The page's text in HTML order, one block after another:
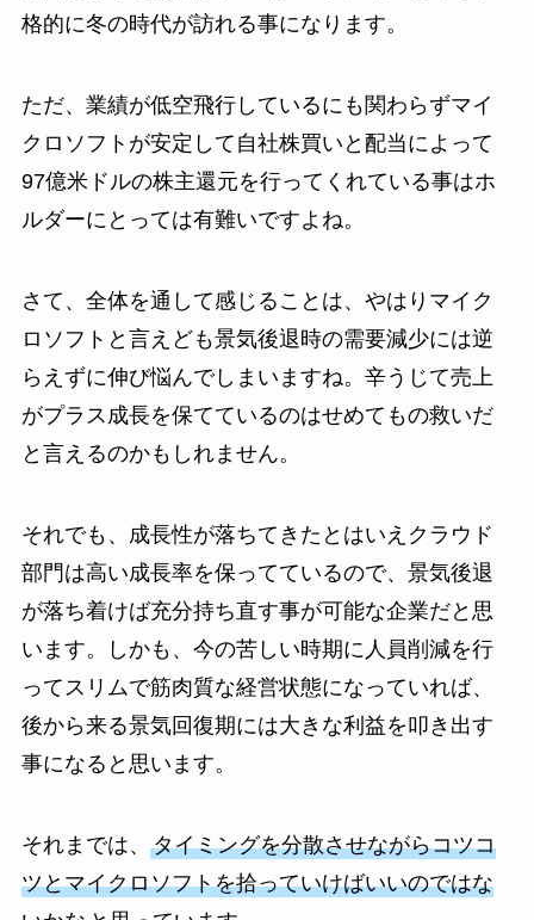
格的に冬の時代が訪れる事になります。
ただ、業績が低空飛行しているにも関わらずマイ
クロソフトが安定して自社株買いと配当によって
97億米ドルの株主還元を行ってくれている事はホ
ルダーにとっては有難いですよね。
さて、全体を通して感じることは、やはりマイク
ロソフトと言えども景気後退時の需要減少には逆
らえずに伸び悩んでしまいますね。辛うじて売上
がプラス成長を保てているのはせめてもの救いだ
と言えるのかもしれません。
それでも、成長性が落ちてきたとはいえクラウド
部門は高い成長率を保ってているので、景気後退
が落ち着けば充分持ち直す事が可能な企業だと思
います。しかも、今の苦しい時期に人員削減を行
ってスリムで筋肉質な経営状態になっていれば、
後から来る景気回復期には大きな利益を叩き出す
事になると思います。
それまでは、 タイミングを分散させながらコツコ
ツとマイクロソフトを拾っていけばいいのではな